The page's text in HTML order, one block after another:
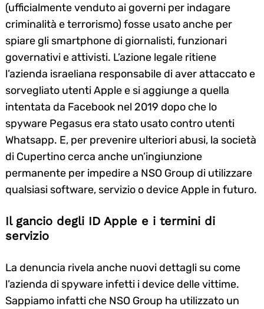
(ufficialmente venduto ai governi per indagare
criminalità e terrorismo) fosse usato anche per
spiare gli smartphone di giornalisti, funzionari
governativi e attivisti. L’azione legale ritiene
l’azienda israeliana responsabile di aver attaccato e
sorvegliato utenti Apple e si aggiunge a quella
intentata da Facebook nel 2019 dopo che lo
spyware Pegasus era stato usato contro utenti
Whatsapp. E, per prevenire ulteriori abusi, la società
di Cupertino cerca anche un’ingiunzione
permanente per impedire a NSO Group di utilizzare
qualsiasi software, servizio o device Apple in futuro.
Il gancio degli ID Apple e i termini di
servizio
La denuncia rivela anche nuovi dettagli su come
l’azienda di spyware infetti i device delle vittime.
Sappiamo infatti che NSO Group ha utilizzato un